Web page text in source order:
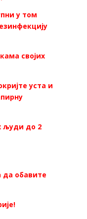
у том
својих
уста и
људи до 2
да обавите